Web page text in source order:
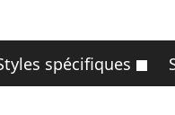
spécifiques